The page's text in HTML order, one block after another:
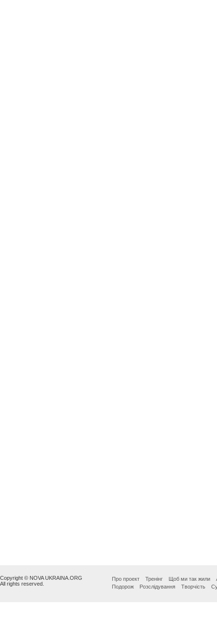
Copyright © NOVA UKRAINA.ORG
All rights reserved.
Про проект Тренінг Щоб ми так жили
Подорож
Розслідування Творчість